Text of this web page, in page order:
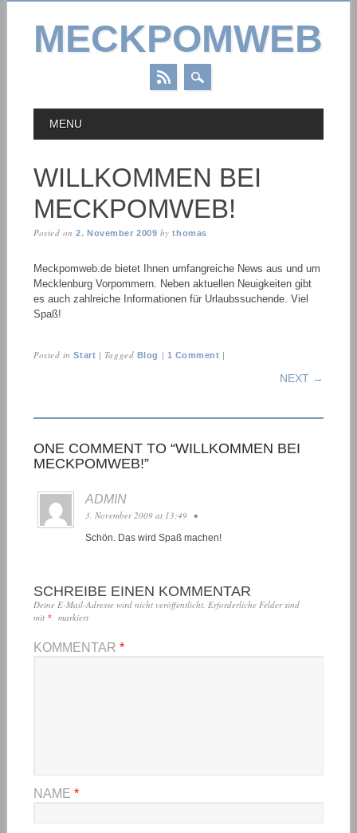
MECKPOMWEB
MAIN MENU
MENU
WILLKOMMEN BEI
MECKPOMWEB!
Posted on2. November 2009 bythomas
Meckpomweb.de bietet Ihnen umfangreiche News aus und um
Mecklenburg Vorpommern. Neben aktuellen Neuigkeiten gibt
es auch zahlreiche Informationen für Urlaubssuchende. Viel
Spaß!
Posted inStart | Tagged Blog | 1 Comment |
NEXT →
ONE COMMENT TO “WILLKOMMEN BEI
MECKPOMWEB!”
ADMIN
3. November 2009 at 13:49 •
Schön. Das wird Spaß machen!
SCHREIBE EINEN KOMMENTAR
Deine E-Mail-Adresse wird nicht veröffentlicht. Erforderliche Felder sind
mit * markiert
KOMMENTAR *
NAME *